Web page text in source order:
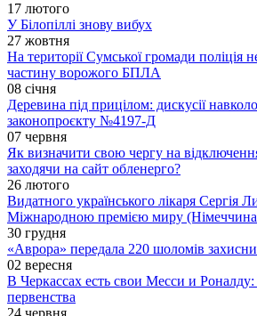
17 лютого
У Білопіллі знову вибух
27 жовтня
На території Сумської громади поліція
частину ворожого БПЛА
08 січня
Деревина під прицілом: дискусії
законопроєкту №4197-Д
07 червня
Як визначити свою чергу на
заходячи на сайт обленерго?
26 лютого
Видатного українського лікаря Сергія
Міжнародною премією миру
30 грудня
«Аврора» передала 220 шоломів
02 вересня
В Черкассах есть свои Месси и
первенства